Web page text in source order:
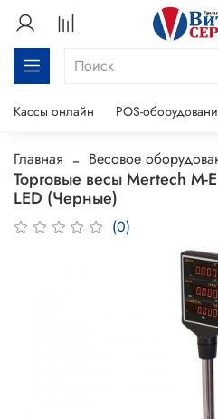
Кассы онлайн POS-
Главная Весовое
Торговые весы Mertech M-
LED (Черные)
(0)